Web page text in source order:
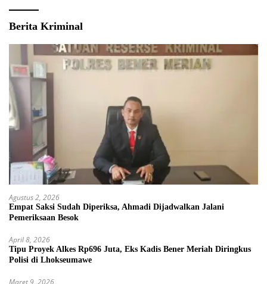
Berita Kriminal
Agustus 2, 2026
Empat Saksi Sudah Diperiksa, Ahmadi Dijadwalkan Jalani
Pemeriksaan Besok
April 8, 2026
Tipu Proyek Alkes Rp696 Juta, Eks Kadis Bener Meriah Diringkus
Polisi di Lhokseumawe
Maret 9, 2026